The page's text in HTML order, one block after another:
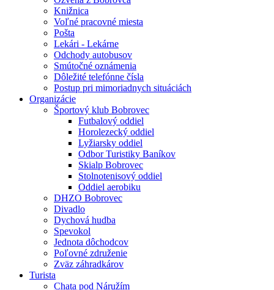
Knižnica
Voľné pracovné miesta
Pošta
Lekári - Lekárne
Odchody autobusov
Smútočné oznámenia
Dôležité telefónne čísla
Postup pri mimoriadnych situáciách
Organizácie
Športový klub Bobrovec
Futbalový oddiel
Horolezecký oddiel
Lyžiarsky oddiel
Odbor Turistiky Baníkov
Skialp Bobrovec
Stolnotenisový oddiel
Oddiel aerobiku
DHZO Bobrovec
Divadlo
Dychová hudba
Spevokol
Jednota dôchodcov
Poľovné združenie
Zväz záhradkárov
Turista
Chata pod Náružím